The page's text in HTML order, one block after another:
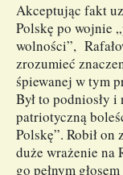
Akceptując fakt
Polskę po wojnie
wolności”,
zrozumieć
śpiewanej w tym
Był to podniosły i
patriotyczną
Polskę”. Robił on
duże wrażenie na
go pełnym